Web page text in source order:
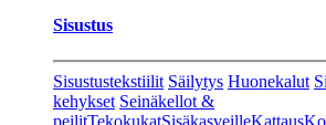
Sisustus
Sisustustekstiilit Säilytys Huonekalut
kehykset Seinäkellot &
peilitTekokukatSisäkasveilleKattaus